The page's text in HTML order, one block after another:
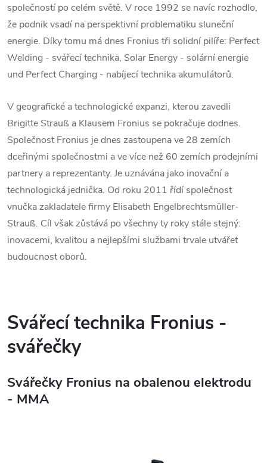
společností po celém světě. V roce 1992 se navíc rozhodlo,
že podnik vsadí na perspektivní problematiku sluneční
energie. Díky tomu má dnes Fronius tři solidní pilíře: Perfect
Welding - svářecí technika, Solar Energy - solární energie
und Perfect Charging - nabíjecí technika akumulátorů.
V geografické a technologické expanzi, kterou zavedli
Brigitte Strauß a Klausem Fronius se pokračuje dodnes.
Společnost Fronius je dnes zastoupena ve 28 zemích
dceřinými společnostmi a ve více než 60 zemích prodejními
partnery a reprezentanty. Je uznávána jako inovační a
technologická jednička. Od roku 2011 řídí společnost
vnučka zakladatele firmy Elisabeth Engelbrechtsmüller-
Strauß. Cíl však zůstává po všechny ty roky stále stejný:
inovacemi, kvalitou a nejlepšími službami trvale utvářet
budoucnost oborů.
Svářecí technika Fronius -
svářečky
Svářečky Fronius na obalenou elektrodu
- MMA